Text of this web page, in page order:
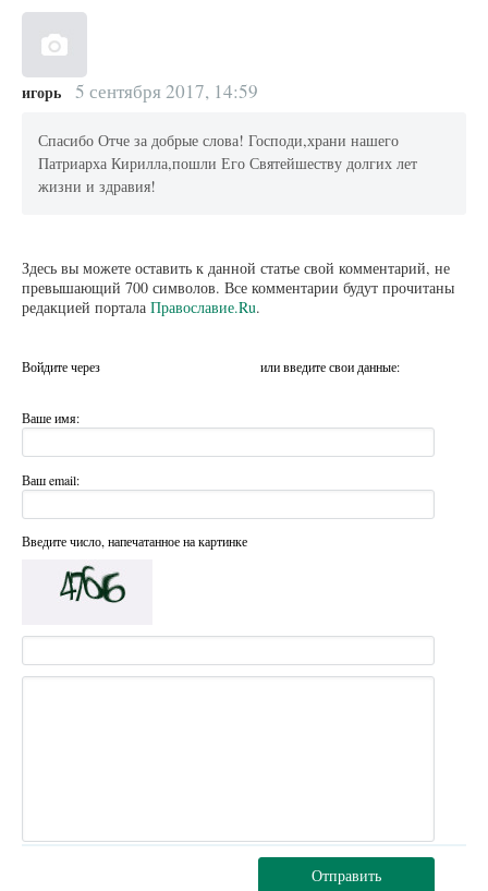
игорь 5 сентября 2017, 14:59
Спасибо Отче за добрые слова! Господи,храни нашего
Патриарха Кирилла,пошли Его Святейшеству долгих лет
жизни и здравия!
Здесь вы можете оставить к данной статье свой комментарий, не
превышающий 700 символов. Все комментарии будут прочитаны
редакцией портала Православие.Ru.
Войдите через или введите свои данные:
Ваше имя:
Ваш email:
Введите число, напечатанное на картинке
Отправить